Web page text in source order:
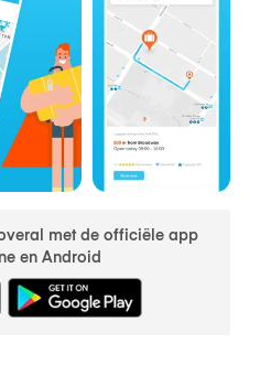
met de officiële app
en Android